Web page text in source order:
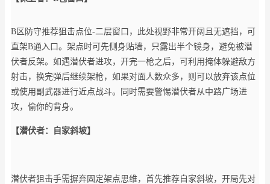
B区防守推荐狙击点位-二层窗口，此处视野非常开阔且无遮挡，可
直架B通入口。架点时可先侧身贴墙，只露出半个镜身，避免被潜
伏者反架。如遇潜伏者进攻，开完一枪之后，可利用掩体躲避敌方
射击，换完弹后继续架枪，如果对面人数众多，则可以放弃该点位
或使用副武器进行近点战斗。同时需要警惕潜伏者从中路广场进
攻，偷你的背身。
【潜伏者：自家斜坡】
潜伏者狙击手需摒弃固定架点思维，首先推荐自家斜坡，开局先对